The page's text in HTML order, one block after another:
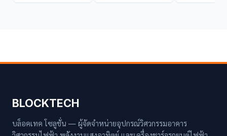
BLOCKTECH
บล็อคเทค โซลูชั่น — ผู้จัดจำหน่ายอุปกรณ์วิศวกรรมอาคาร